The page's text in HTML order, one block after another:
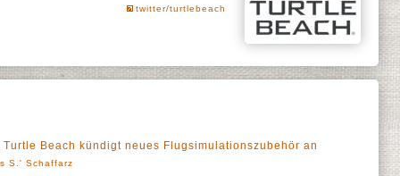
twitter/turtlebeach
Beach kündigt neues Flugsimulationszubehör an
S.' Schaffarz